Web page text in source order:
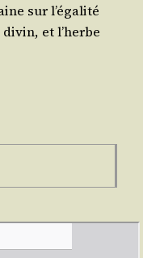
sur l’égalité
et l’herbe